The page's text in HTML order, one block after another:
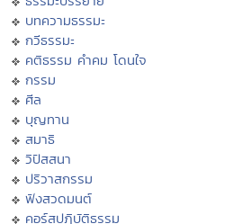
บทความธรรมะ
กวีธรรมะ
คติธรรม คำคม โดนใจ
กรรม
ศีล
บุญทาน
สมาธิ
วิปัสสนา
ปริวาสกรรม
ฟังสวดมนต์
คอร์สปฏิบัติธรรม